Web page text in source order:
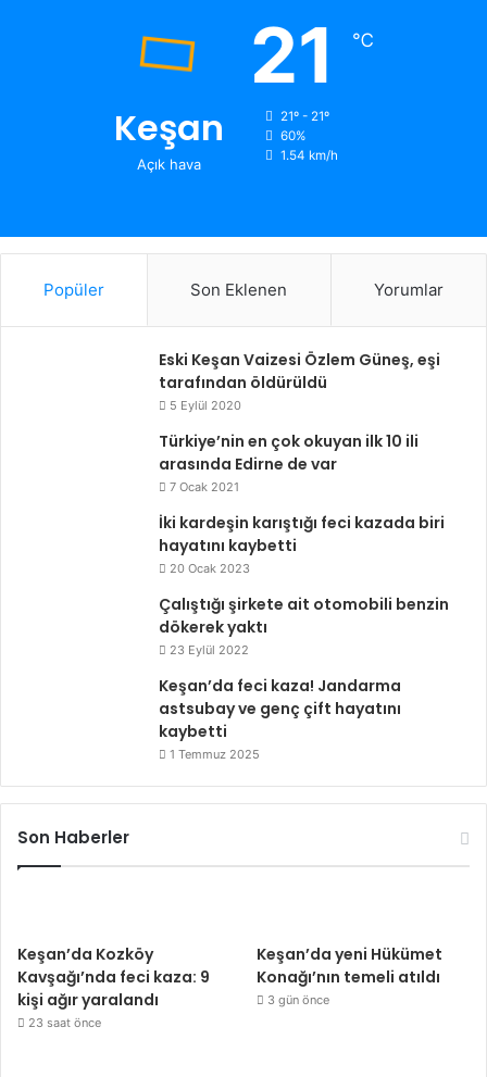
Keşan
Açık hava
21 ℃
21º - 21º
60%
1.54 km/h
Popüler Son Eklenen Yorumlar
Eski Keşan Vaizesi Özlem Güneş, eşi
tarafından öldürüldü
5 Eylül 2020
Türkiye’nin en çok okuyan ilk 10 ili
arasında Edirne de var
7 Ocak 2021
İki kardeşin karıştığı feci kazada biri
hayatını kaybetti
20 Ocak 2023
Çalıştığı şirkete ait otomobili benzin
dökerek yaktı
23 Eylül 2022
Keşan’da feci kaza! Jandarma
astsubay ve genç çift hayatını
kaybetti
1 Temmuz 2025
Son Haberler
Keşan’da Kozköy
Kavşağı’nda feci kaza: 9
kişi ağır yaralandı
23 saat önce
Keşan’da yeni Hükümet
Konağı’nın temeli atıldı
3 gün önce